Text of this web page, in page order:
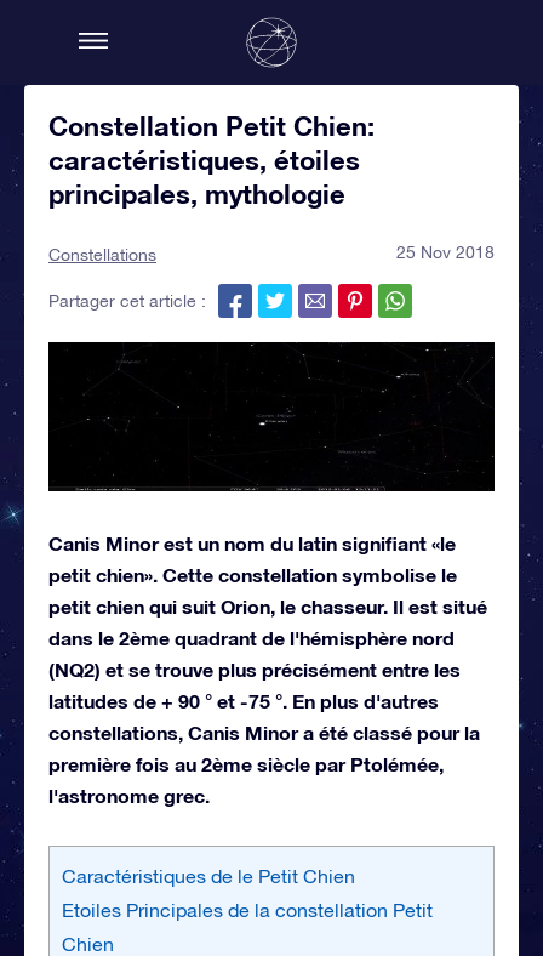
Constellation Petit Chien:
caractéristiques, étoiles
principales, mythologie
Constellations 25 Nov 2018
Partager cet article :
Canis Minor est un nom du latin signifiant «le
petit chien». Cette constellation symbolise le
petit chien qui suit Orion, le chasseur. Il est situé
dans le 2ème quadrant de l'hémisphère nord
(NQ2) et se trouve plus précisément entre les
latitudes de + 90 ° et -75 °. En plus d'autres
constellations, Canis Minor a été classé pour la
première fois au 2ème siècle par Ptolémée,
l'astronome grec.
Caractéristiques de le Petit Chien
Etoiles Principales de la constellation Petit
Chien